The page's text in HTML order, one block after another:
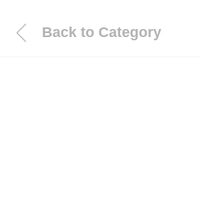
Back to Category